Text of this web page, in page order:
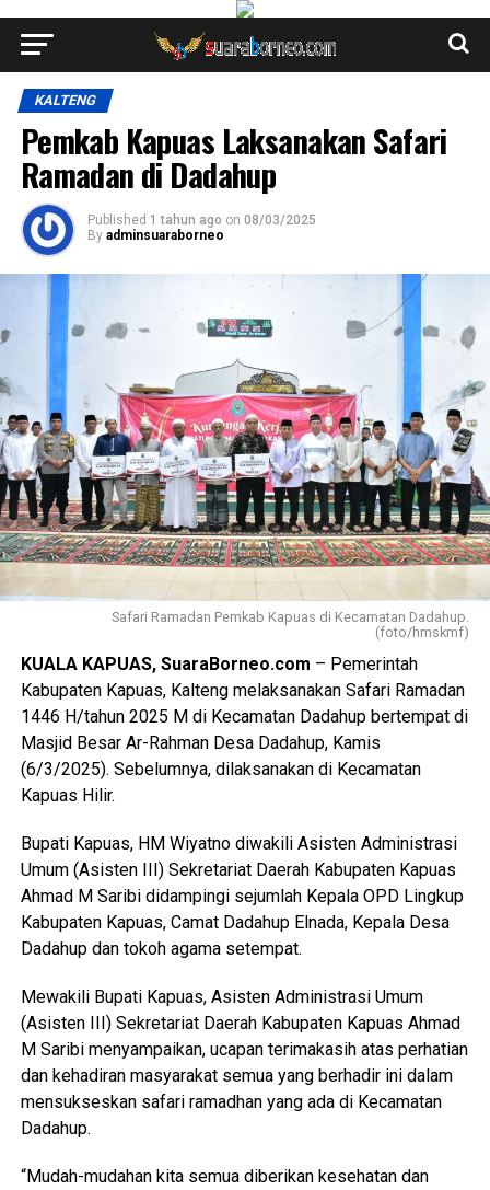
KALTENG
Pemkab Kapuas Laksanakan Safari
Ramadan di Dadahup
Published 1 tahun ago on 08/03/2025
By adminsuaraborneo
Safari Ramadan Pemkab Kapuas di Kecamatan Dadahup.
(foto/hmskmf)
KUALA KAPUAS, SuaraBorneo.com – Pemerintah
Kabupaten Kapuas, Kalteng melaksanakan Safari Ramadan
1446 H/tahun 2025 M di Kecamatan Dadahup bertempat di
Masjid Besar Ar-Rahman Desa Dadahup, Kamis
(6/3/2025). Sebelumnya, dilaksanakan di Kecamatan
Kapuas Hilir.
Bupati Kapuas, HM Wiyatno diwakili Asisten Administrasi
Umum (Asisten III) Sekretariat Daerah Kabupaten Kapuas
Ahmad M Saribi didampingi sejumlah Kepala OPD Lingkup
Kabupaten Kapuas, Camat Dadahup Elnada, Kepala Desa
Dadahup dan tokoh agama setempat.
Mewakili Bupati Kapuas, Asisten Administrasi Umum
(Asisten III) Sekretariat Daerah Kabupaten Kapuas Ahmad
M Saribi menyampaikan, ucapan terimakasih atas perhatian
dan kehadiran masyarakat semua yang berhadir ini dalam
mensukseskan safari ramadhan yang ada di Kecamatan
Dadahup.
“Mudah-mudahan kita semua diberikan kesehatan dan